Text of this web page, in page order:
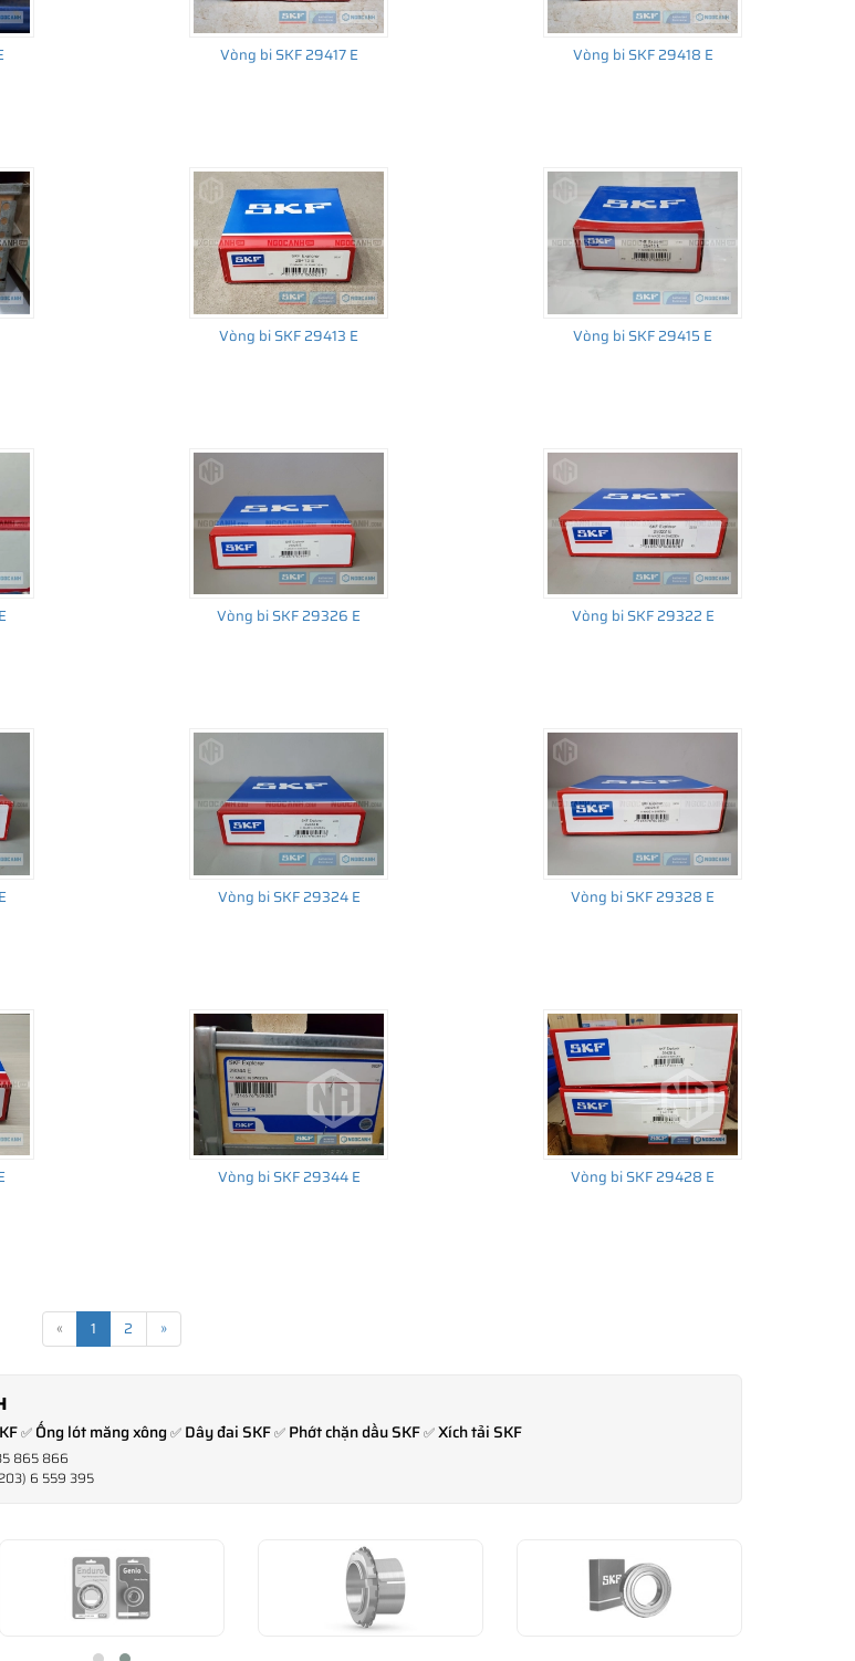
Vòng bi SKF 29417 E Vòng bi SKF 29418 E
Vòng bi SKF 29413 E Vòng bi SKF 29415 E
Vòng bi SKF 29326 E Vòng bi SKF 29322 E
Vòng bi SKF 29324 E Vòng bi SKF 29328 E
Vòng bi SKF 29344 E Vòng bi SKF 29428 E
« 1 2 »
✅ Ống lót măng xông✅ Dây đai SKF✅ Phớt chặn dầu SKF✅Xích tải SKF
865 866
6 559 395